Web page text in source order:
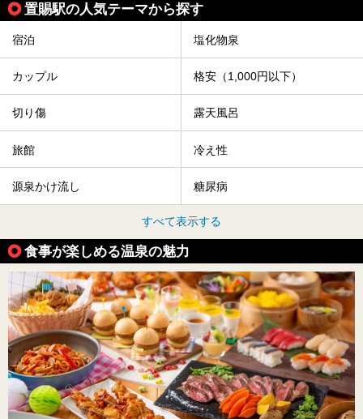
置賜駅の人気テーマから探す
宿泊 塩化物泉
カップル 格安（1,000円以下）
切り傷 露天風呂
旅館 冷え性
源泉かけ流し 糖尿病
すべて表示する
食事が楽しめる温泉の魅力